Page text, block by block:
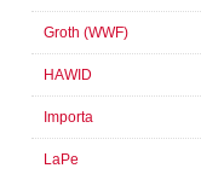
Groth (WWF)
HAWID
Importa
LaPe